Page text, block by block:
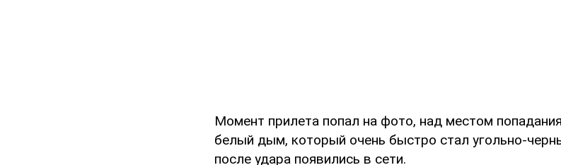
Момент прилета попал на фото, над местом
белый дым, который очень быстро стал угольно-
после удара появились в сети.